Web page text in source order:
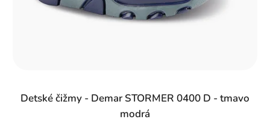
Detské čižmy - Demar STORMER 0400 D - tmavo
modrá